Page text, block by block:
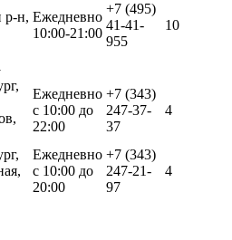
р-н, Ежедневно
10:00-21:00
+7 (495)
41-41-
955
10
Ежедневно
с 10:00 до
22:00
+7 (343)
247-37-
37
4
Ежедневно
с 10:00 до
20:00
+7 (343)
247-21-
97
4